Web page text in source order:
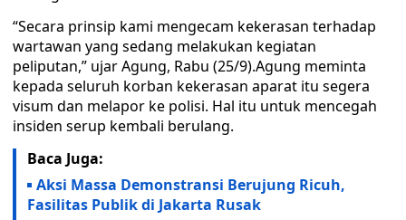
“Secara prinsip kami mengecam kekerasan terhadap
wartawan yang sedang melakukan kegiatan
peliputan,” ujar Agung, Rabu (25/9).Agung meminta
kepada seluruh korban kekerasan aparat itu segera
visum dan melapor ke polisi. Hal itu untuk mencegah
insiden serup kembali berulang.
Baca Juga:
Aksi Massa Demonstransi Berujung Ricuh,
Fasilitas Publik di Jakarta Rusak